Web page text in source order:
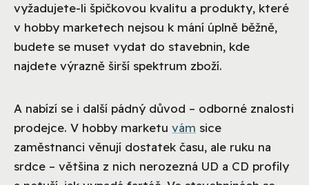
vyžadujete-li špičkovou kvalitu a produkty, které
v hobby marketech nejsou k mání úplně běžně,
budete se muset vydat do stavebnin, kde
najdete výrazně širší spektrum zboží.
A nabízí se i další pádný důvod – odborné znalosti
prodejce. V hobby marketu vám sice
zaměstnanci věnují dostatek času, ale ruku na
srdce – většina z nich nerozezná UD a CD profily